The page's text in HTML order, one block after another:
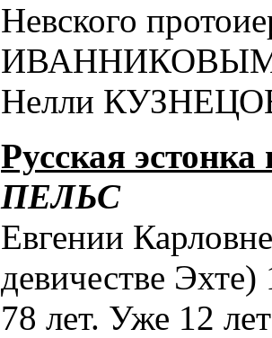
Невского
ИВАННИКОВЫМ
Нелли
Русская
ПЕЛЬС
Евгении
девичестве Эхте)
78 лет. Уже 12